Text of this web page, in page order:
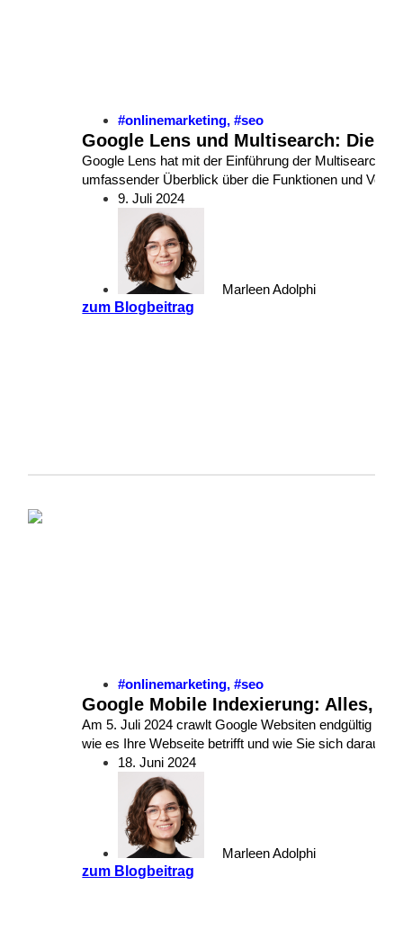
#onlinemarketing,#seo
Google Lens und Multisearch: Die
Google Lens hat mit der Einführung der Multisearch-
umfassender Überblick über die Funktionen und
9. Juli 2024
Marleen Adolphi
zum Blogbeitrag
#onlinemarketing,#seo
Google Mobile Indexierung: Alles,
Am 5. Juli 2024 crawlt Google Websiten endgültig
wie es Ihre Webseite betrifft und wie Sie sich darauf
18. Juni 2024
Marleen Adolphi
zum Blogbeitrag